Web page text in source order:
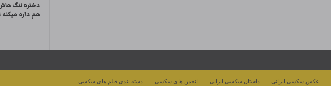
دختره لنگ
هم داره میکنه
دسته بندی فیلم های سکسی انجمن های سکسی داستان سکسی ایرانی عکس سکسی ایرانی